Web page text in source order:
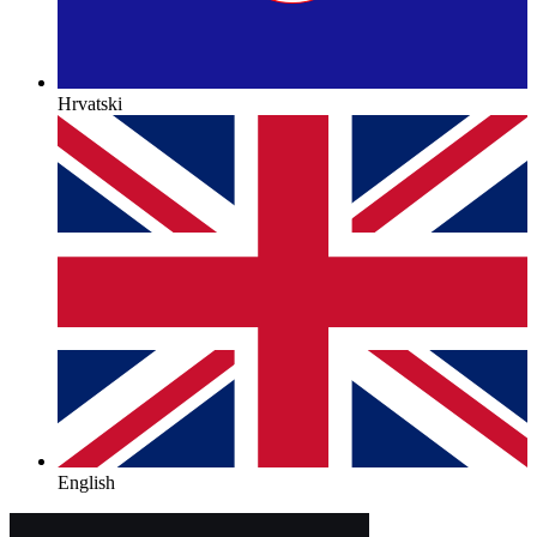
Hrvatski
English